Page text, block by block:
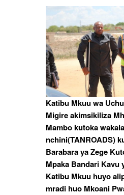
Katibu Mkuu wa
Migire akimsikiliza
Mambo kutoka
nchini(TANROADS)
Barabara ya Zege
Mpaka Bandari Kavu
Katibu Mkuu huyo
mradi huo Mkoani